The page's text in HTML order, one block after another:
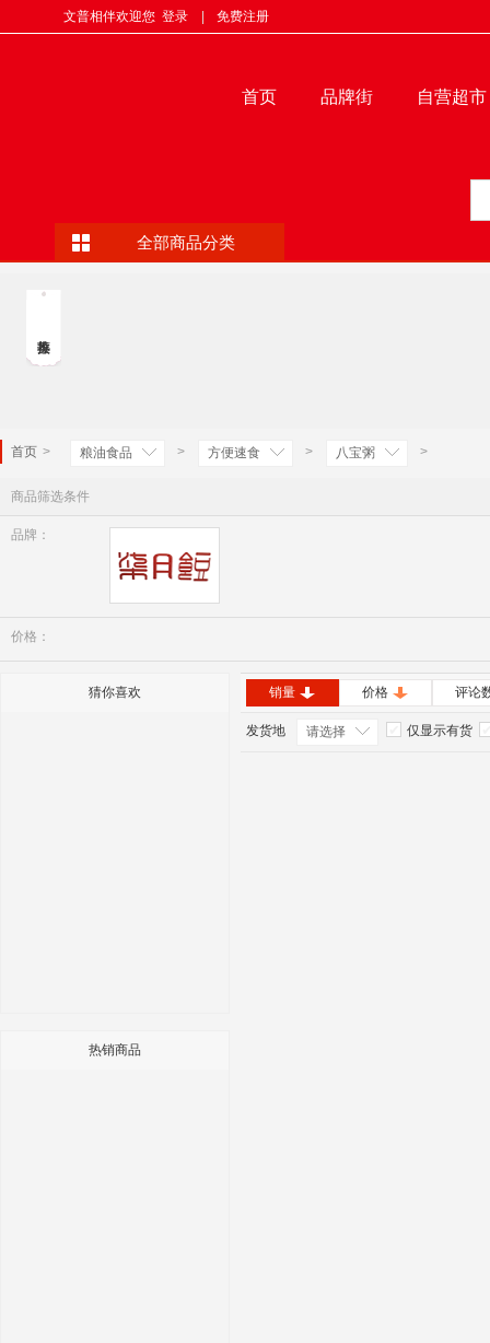
文普相伴欢迎您 登录 免费注册
首页 品牌街 自营超市
全部商品分类
首页 > 粮油食品 > 方便速食 > 八宝粥 >
商品筛选条件
品牌：
价格：
猜你喜欢
热销商品
销量 价格 评论
发货地 请选择 仅显示有货